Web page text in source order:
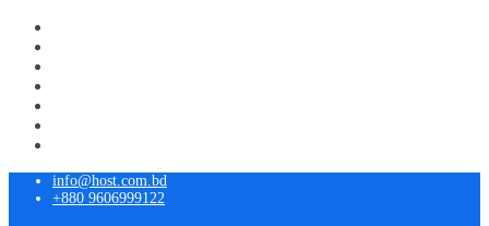
info@host.com.bd
+880 9606999122